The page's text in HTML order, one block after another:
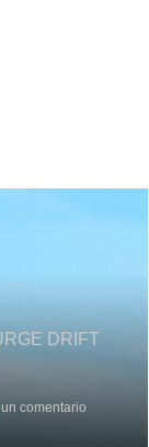
DRIFT
comentario